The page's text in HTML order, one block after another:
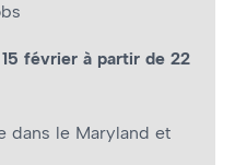
février à partir de 22
dans le Maryland et